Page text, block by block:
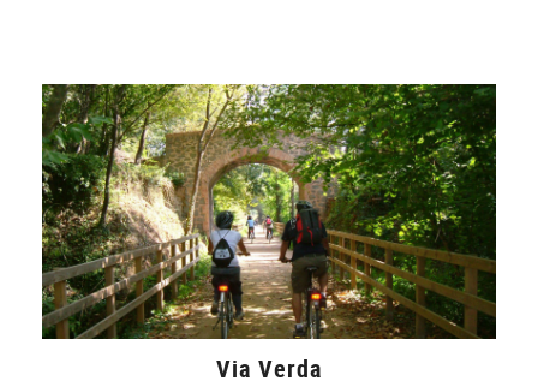
Via Verda